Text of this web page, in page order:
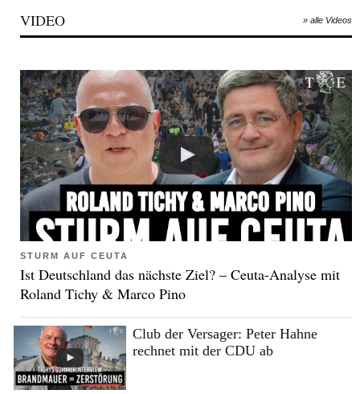
VIDEO » alle Videos
STURM AUF CEUTA
Ist Deutschland das nächste Ziel? – Ceuta-Analyse mit
Roland Tichy & Marco Pino
Club der Versager: Peter Hahne
rechnet mit der CDU ab